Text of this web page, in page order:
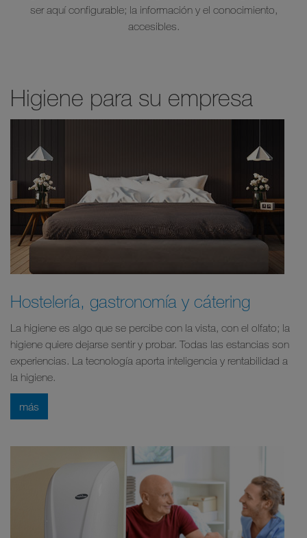
ser aquí configurable; la información y el conocimiento,
accesibles.
Higiene para su empresa
Hostelería, gastronomía y cátering
La higiene es algo que se percibe con la vista, con el olfato; la
higiene quiere dejarse sentir y probar. Todas las estancias son
experiencias. La tecnología aporta inteligencia y rentabilidad a
la higiene.
más